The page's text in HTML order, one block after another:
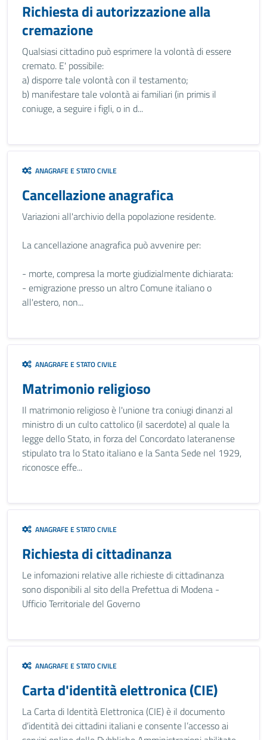
Richiesta di autorizzazione alla
cremazione
Qualsiasi cittadino può esprimere la volontà di essere
cremato. E' possibile:
a) disporre tale volontà con il testamento;
b) manifestare tale volontà ai familiari (in primis il
coniuge, a seguire i figli, o in d...
ANAGRAFE E STATO CIVILE
Cancellazione anagrafica
Variazioni all'archivio della popolazione residente.
La cancellazione anagrafica può avvenire per:
- morte, compresa la morte giudizialmente dichiarata:
- emigrazione presso un altro Comune italiano o
all'estero, non...
ANAGRAFE E STATO CIVILE
Matrimonio religioso
Il matrimonio religioso è l'unione tra coniugi dinanzi al
ministro di un culto cattolico (il sacerdote) al quale la
legge dello Stato, in forza del Concordato lateranense
stipulato tra lo Stato italiano e la Santa Sede nel 1929,
riconosce effe...
ANAGRAFE E STATO CIVILE
Richiesta di cittadinanza
Le infomazioni relative alle richieste di cittadinanza
sono disponibili al sito della Prefettua di Modena -
Ufficio Territoriale del Governo
ANAGRAFE E STATO CIVILE
Carta d'identità elettronica (CIE)
La Carta di Identità Elettronica (CIE) è il documento
d’identità dei cittadini italiani e consente l’accesso ai